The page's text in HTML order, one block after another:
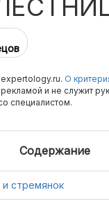
О
и не служит
специалистом.
Содержание
и стремянок